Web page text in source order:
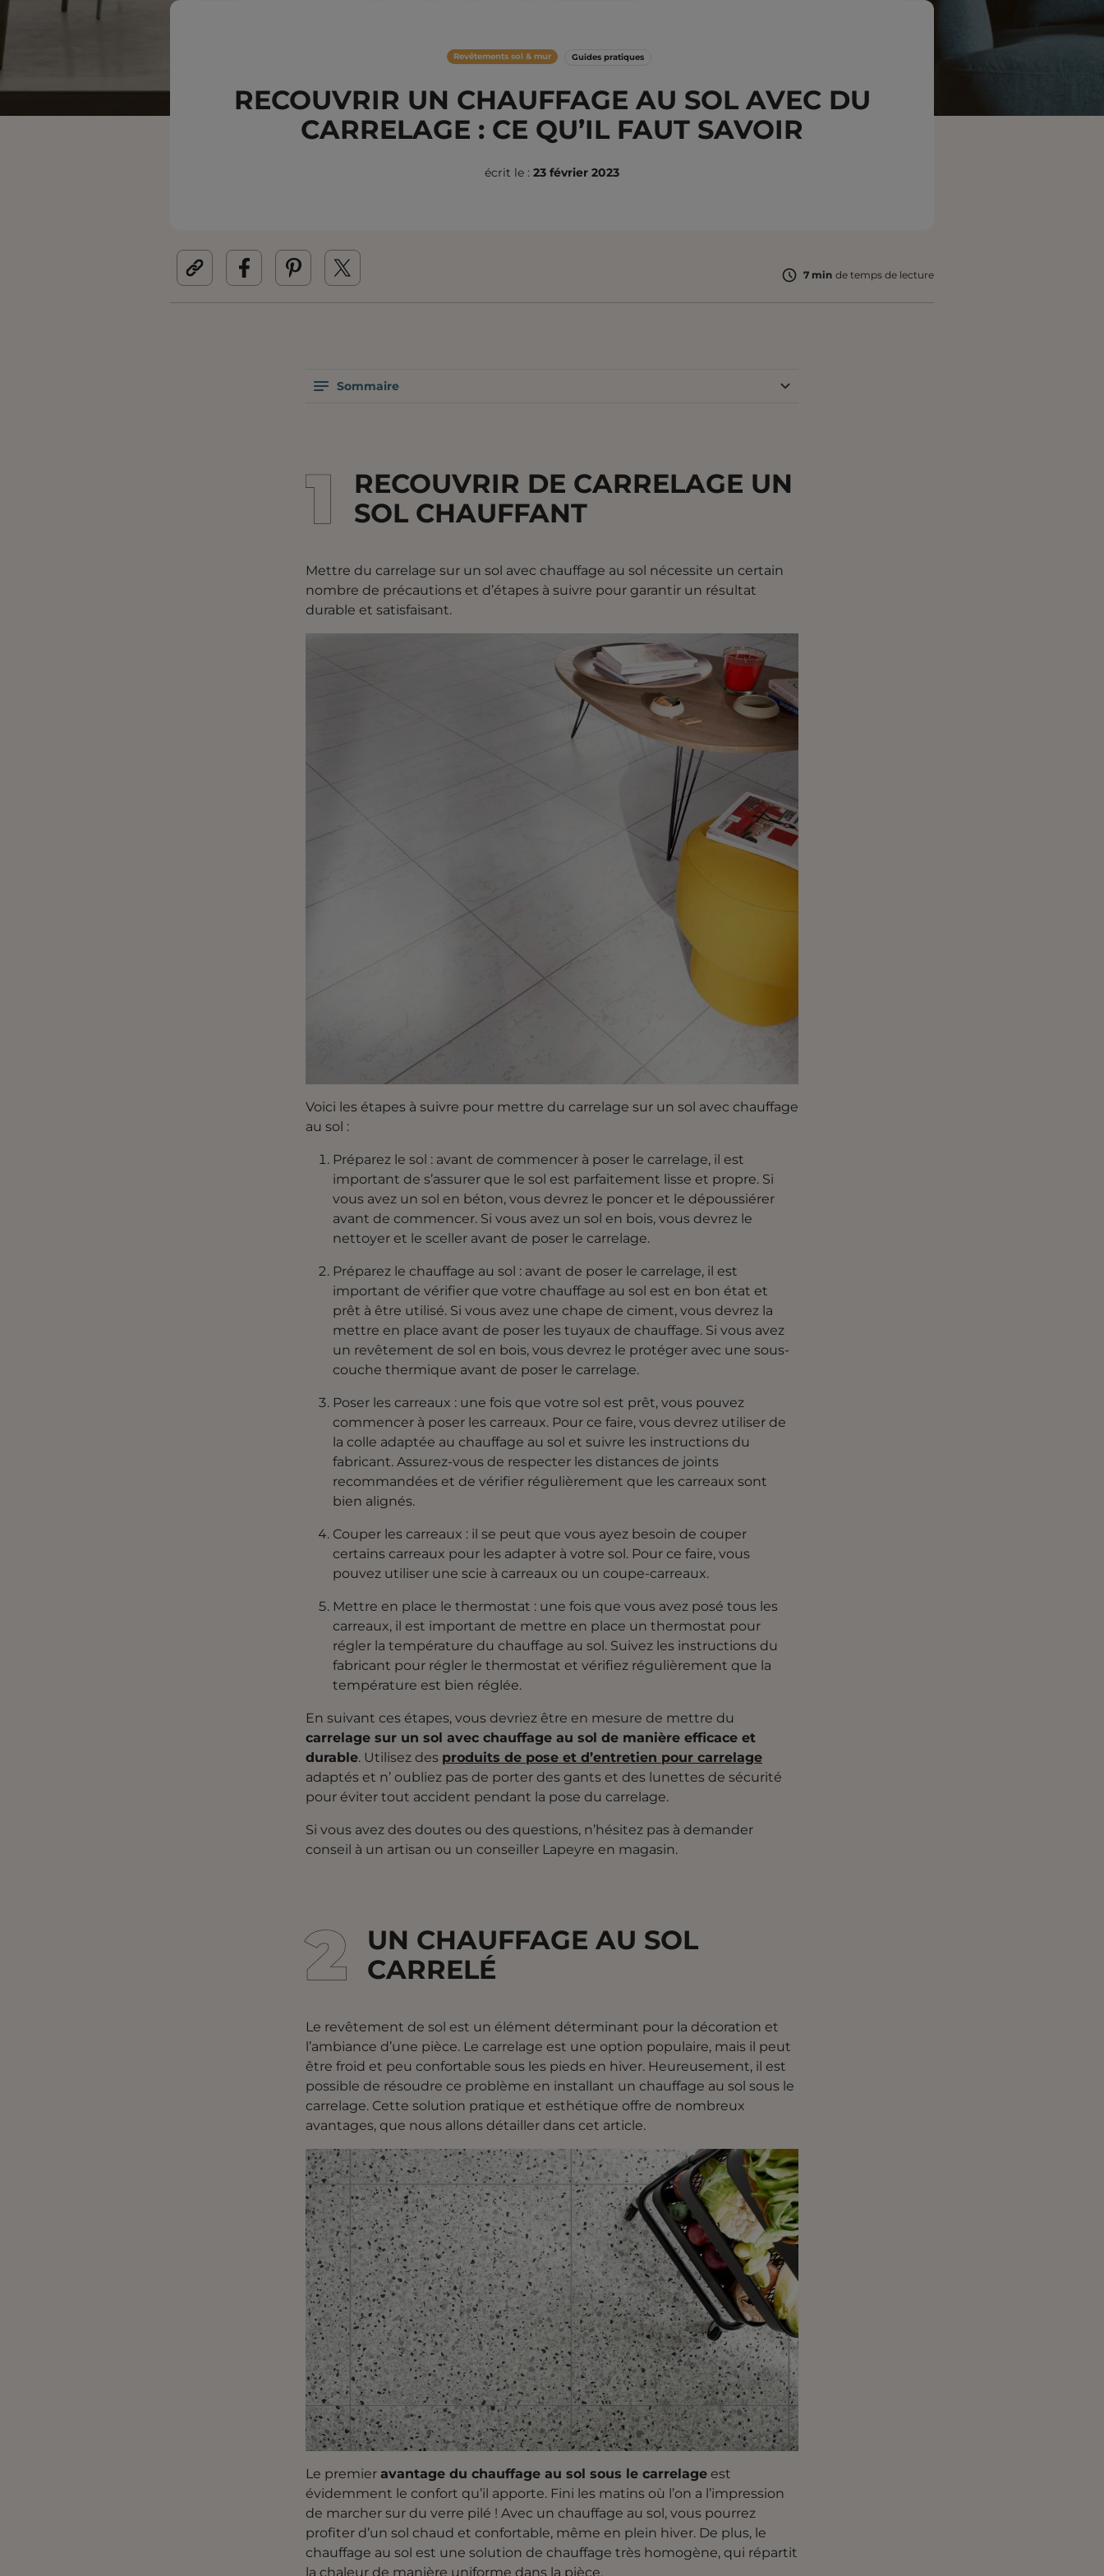
Revêtements sol & mur Guides pratiques
RECOUVRIR UN CHAUFFAGE AU SOL AVEC DU
CARRELAGE : CE QU’IL FAUT SAVOIR
écrit le : 23 février 2023
7 min de temps de lecture
Sommaire
1
1
RECOUVRIR DE CARRELAGE UN
SOL CHAUFFANT
Mettre du carrelage sur un sol avec chauffage au sol nécessite un certain
nombre de précautions et d’étapes à suivre pour garantir un résultat
durable et satisfaisant.
Voici les étapes à suivre pour mettre du carrelage sur un sol avec chauffage
au sol :
Préparez le sol : avant de commencer à poser le carrelage, il est
important de s’assurer que le sol est parfaitement lisse et propre. Si
vous avez un sol en béton, vous devrez le poncer et le dépoussiérer
avant de commencer. Si vous avez un sol en bois, vous devrez le
nettoyer et le sceller avant de poser le carrelage.
Préparez le chauffage au sol : avant de poser le carrelage, il est
important de vérifier que votre chauffage au sol est en bon état et
prêt à être utilisé. Si vous avez une chape de ciment, vous devrez la
mettre en place avant de poser les tuyaux de chauffage. Si vous avez
un revêtement de sol en bois, vous devrez le protéger avec une sous-
couche thermique avant de poser le carrelage.
Poser les carreaux : une fois que votre sol est prêt, vous pouvez
commencer à poser les carreaux. Pour ce faire, vous devrez utiliser de
la colle adaptée au chauffage au sol et suivre les instructions du
fabricant. Assurez-vous de respecter les distances de joints
recommandées et de vérifier régulièrement que les carreaux sont
bien alignés.
Couper les carreaux : il se peut que vous ayez besoin de couper
certains carreaux pour les adapter à votre sol. Pour ce faire, vous
pouvez utiliser une scie à carreaux ou un coupe-carreaux.
Mettre en place le thermostat : une fois que vous avez posé tous les
carreaux, il est important de mettre en place un thermostat pour
régler la température du chauffage au sol. Suivez les instructions du
fabricant pour régler le thermostat et vérifiez régulièrement que la
température est bien réglée.
En suivant ces étapes, vous devriez être en mesure de mettre du
carrelage sur un sol avec chauffage au sol de manière efficace et
durable. Utilisez des produits de pose et d’entretien pour carrelage
adaptés et n’ oubliez pas de porter des gants et des lunettes de sécurité
pour éviter tout accident pendant la pose du carrelage.
Si vous avez des doutes ou des questions, n’hésitez pas à demander
conseil à un artisan ou un conseiller Lapeyre en magasin.
2
2
UN CHAUFFAGE AU SOL
CARRELÉ
Le revêtement de sol est un élément déterminant pour la décoration et
l’ambiance d’une pièce. Le carrelage est une option populaire, mais il peut
être froid et peu confortable sous les pieds en hiver. Heureusement, il est
possible de résoudre ce problème en installant un chauffage au sol sous le
carrelage. Cette solution pratique et esthétique offre de nombreux
avantages, que nous allons détailler dans cet article.
Le premier avantage du chauffage au sol sous le carrelage est
évidemment le confort qu’il apporte. Fini les matins où l’on a l’impression
de marcher sur du verre pilé ! Avec un chauffage au sol, vous pourrez
profiter d’un sol chaud et confortable, même en plein hiver. De plus, le
chauffage au sol est une solution de chauffage très homogène, qui répartit
la chaleur de manière uniforme dans la pièce.